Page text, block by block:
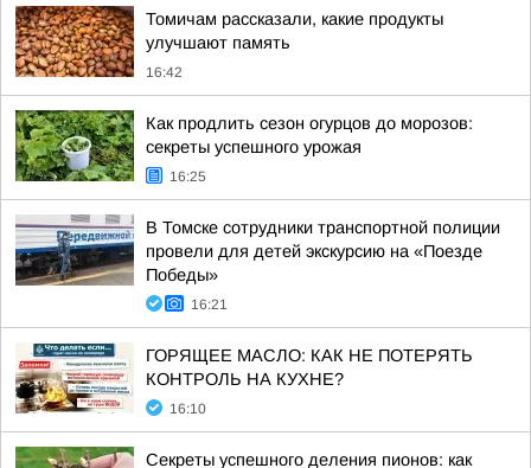
Томичам рассказали, какие продукты
улучшают память
16:42
Как продлить сезон огурцов до морозов:
секреты успешного урожая
16:25
В Томске сотрудники транспортной полиции
провели для детей экскурсию на «Поезде
Победы»
16:21
ГОРЯЩЕЕ МАСЛО: КАК НЕ ПОТЕРЯТЬ
КОНТРОЛЬ НА КУХНЕ?
16:10
Секреты успешного деления пионов: как